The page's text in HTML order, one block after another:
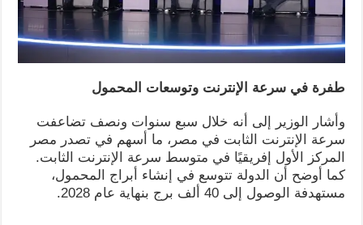
طفرة في سرعة الإنترنت وتوسعات المحمول
وأشار الوزير إلى أنه خلال سبع سنوات ونصف تضاعفت
سرعة الإنترنت الثابت في مصر، ما أسهم في تصدر مصر
المركز الأول إفريقيًا في متوسط سرعة الإنترنت الثابت.
كما أوضح أن الدولة تتوسع في إنشاء أبراج المحمول،
مستهدفة الوصول إلى 40 ألف برج بنهاية عام 2028.